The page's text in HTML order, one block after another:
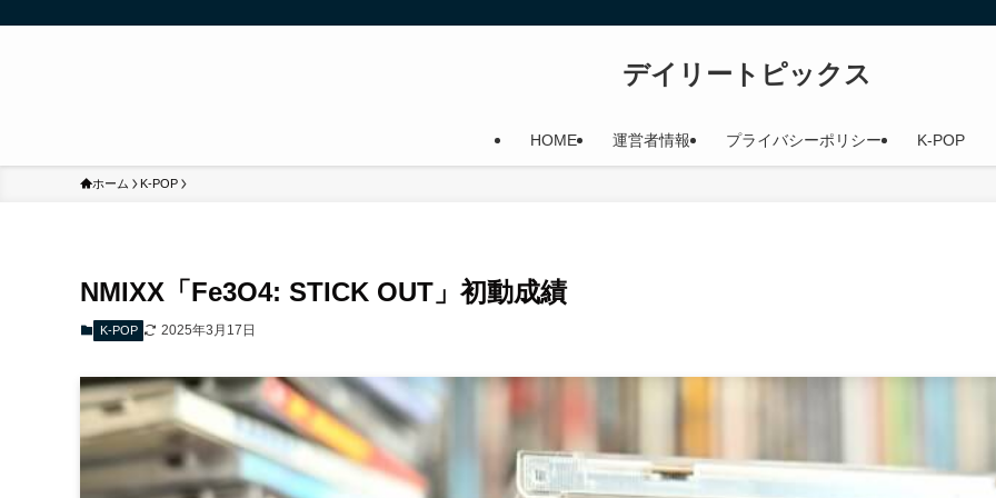
デイリートピックス
HOME 運営者情報 プライバシーポリシー K-POP
ホーム K-POP
NMIXX「Fe3O4: STICK OUT」初動成績
K-POP 2025年3月17日